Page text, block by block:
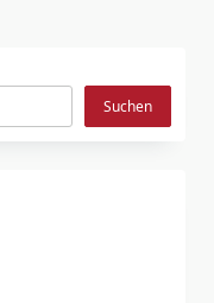
Suchen